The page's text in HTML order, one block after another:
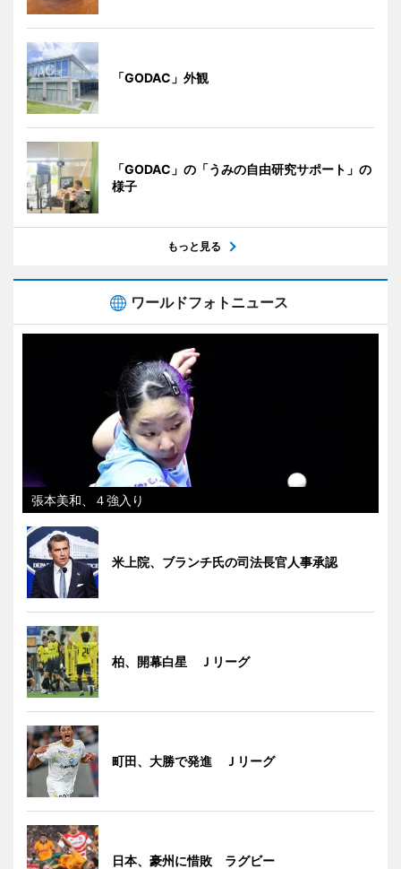
「GODAC」外観
「GODAC」の「うみの自由研究サポート」の
様子
もっと見る
ワールドフォトニュース
張本美和、４強入り
米上院、ブランチ氏の司法長官人事承認
柏、開幕白星 Ｊリーグ
町田、大勝で発進 Ｊリーグ
日本、豪州に惜敗 ラグビー